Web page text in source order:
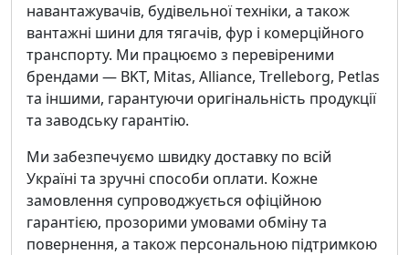
навантажувачів, будівельної техніки, а також
вантажні шини для тягачів, фур і комерційного
транспорту. Ми працюємо з перевіреними
брендами — BKT, Mitas, Alliance, Trelleborg, Petlas
та іншими, гарантуючи оригінальність продукції
та заводську гарантію.
Ми забезпечуємо швидку доставку по всій
Україні та зручні способи оплати. Кожне
замовлення супроводжується офіційною
гарантією, прозорими умовами обміну та
повернення, а також персональною підтримкою